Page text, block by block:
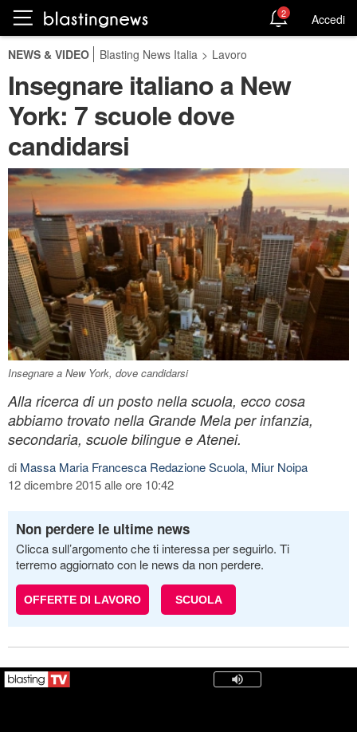
2 Accedi
NEWS & VIDEO Blasting News Italia > Lavoro
Insegnare italiano a New
York: 7 scuole dove
candidarsi
Insegnare a New York, dove candidarsi
Alla ricerca di un posto nella scuola, ecco cosa
abbiamo trovato nella Grande Mela per infanzia,
secondaria, scuole bilingue e Atenei.
di Massa Maria Francesca Redazione Scuola, Miur Noipa
12 dicembre 2015 alle ore 10:42
Non perdere le ultime news
Clicca sull’argomento che ti interessa per seguirlo. Ti
terremo aggiornato con le news da non perdere.
OFFERTE DI LAVORO SCUOLA